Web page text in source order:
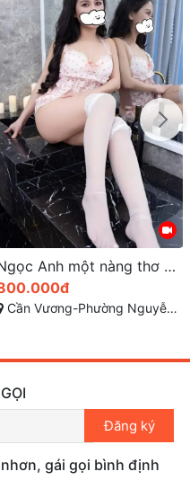
Ngọc Anh một nàng thơ quy nhơn với khuôn mặt xinh xắn
Cần Vương-Phường Nguyễn Văn Cừ-TP Quy Nhơn
Đăng ký
gái gọi bình định